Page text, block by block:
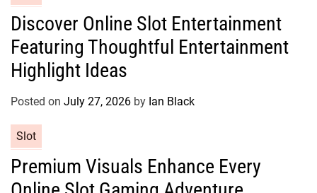
s
a
e
g
o
r
s
Discover Online Slot Entertainment
Featuring Thoughtful Entertainment
Highlight Ideas
Posted on July 27, 2026 by Ian Black
a
e
Slot
Premium Visuals Enhance Every